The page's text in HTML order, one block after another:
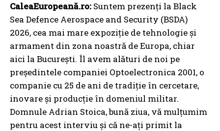
CaleaEuropeană.ro: Suntem prezenți la Black
Sea Defence Aerospace and Security (BSDA)
2026, cea mai mare expoziție de tehnologie și
armament din zona noastră de Europa, chiar
aici la București. Îl avem alături de noi pe
președintele companiei Optoelectronica 2001, o
companie cu 25 de ani de tradiție în cercetare,
inovare și producție în domeniul militar.
Domnule Adrian Stoica, bună ziua, vă mulțumim
pentru acest interviu și că ne-ați primit la